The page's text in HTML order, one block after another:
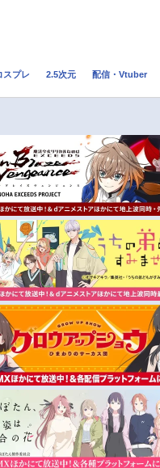
トレンド
秋アニメ
冬アニメ
スプレ 2.5次元 配信・Vtuber